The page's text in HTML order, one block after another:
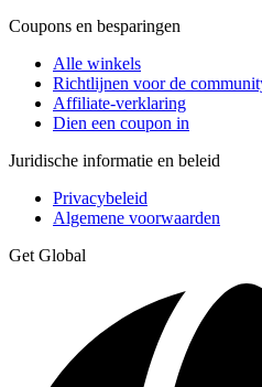
Coupons en besparingen
Alle winkels
Richtlijnen voor de
Affiliate-verklaring
Dien een coupon in
Juridische informatie en beleid
Privacybeleid
Algemene voorwaarden
Get Global